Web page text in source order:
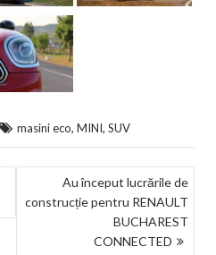
masini eco, MINI, SUV
Au început lucrările de
construcție pentru RENAULT
BUCHAREST
CONNECTED